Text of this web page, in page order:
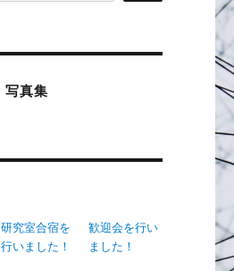
写真集
研究室合宿を
行いました！
歓迎会を行い
ました！